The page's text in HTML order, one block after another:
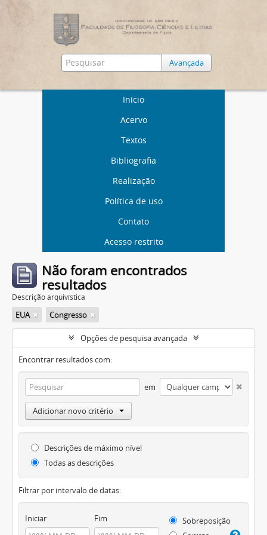
Avançada
Início
Acervo
Textos
Bibliografia
Realização
Política de uso
Contato
Acesso restrito
Não foram encontrados
resultados
Descrição arquivística
EUA Congresso
Opções de pesquisa avançada
Encontrar resultados com:
em
Adicionar novo critério
Descrições de máximo nível
Todas as descrições
Filtrar por intervalo de datas:
Iniciar Fim
Sobreposição